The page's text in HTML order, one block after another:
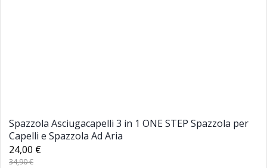
Spazzola Asciugacapelli 3 in 1 ONE STEP Spazzola per
Capelli e Spazzola Ad Aria
24,00 €
34,90 €